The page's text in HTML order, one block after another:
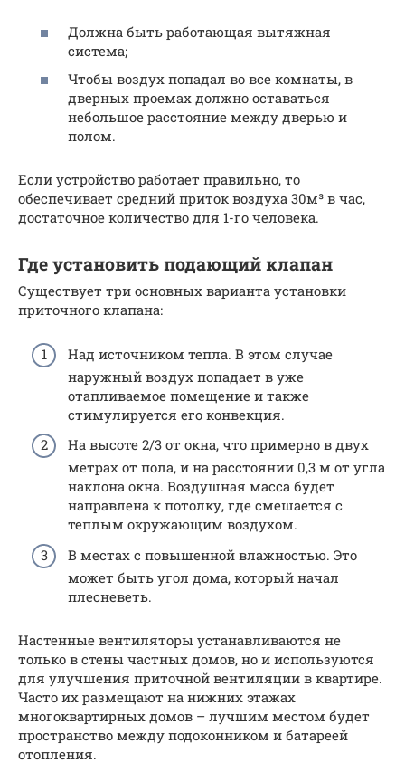
Должна быть работающая вытяжная
система;
Чтобы воздух попадал во все комнаты, в
дверных проемах должно оставаться
небольшое расстояние между дверью и
полом.
Если устройство работает правильно, то
обеспечивает средний приток воздуха 30м³ в час,
достаточное количество для 1-го человека.
Где установить подающий клапан
Существует три основных варианта установки
приточного клапана:
Над источником тепла. В этом случае
наружный воздух попадает в уже
отапливаемое помещение и также
стимулируется его конвекция.
На высоте 2/3 от окна, что примерно в двух
метрах от пола, и на расстоянии 0,3 м от угла
наклона окна. Воздушная масса будет
направлена ​​к потолку, где смешается с
теплым окружающим воздухом.
В местах с повышенной влажностью. Это
может быть угол дома, который начал
плесневеть.
Настенные вентиляторы устанавливаются не
только в стены частных домов, но и используются
для улучшения приточной вентиляции в квартире.
Часто их размещают на нижних этажах
многоквартирных домов – лучшим местом будет
пространство между подоконником и батареей
отопления.